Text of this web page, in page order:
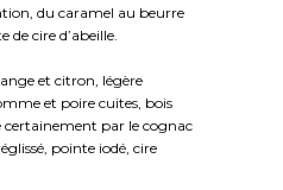
du caramel au beurre
cire d’abeille.
et citron, légère
et poire cuites, bois
par le cognac
pointe iodé, cire